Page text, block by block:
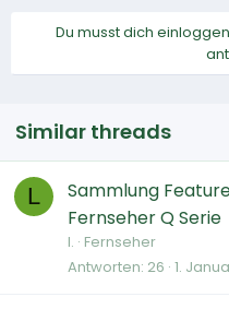
Du musst dich
Similar threads
L
Sammlung
Fernseher Q Serie
l. Fernseher
Antworten 26 1.